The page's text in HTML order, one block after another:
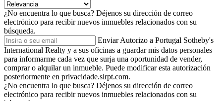
¿No encuentra lo que busca? Déjenos su dirección de correo
electrónico para recibir nuevos inmuebles relacionados con su
búsqueda.
Enviar Autorizo a Portugal Sotheby's
International Realty y a sus oficinas a guardar mis datos personales
para informarme cada vez que surja una oportunidad de vender,
comprar o alquilar un inmueble. Puede modificar esta autorización
posteriormente en privacidade.sirpt.com.
¿No encuentra lo que busca? Déjenos su dirección de correo
electrónico para recibir nuevos inmuebles relacionados con su